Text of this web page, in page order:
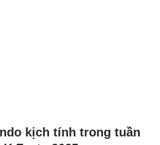
kịch tính trong tuần